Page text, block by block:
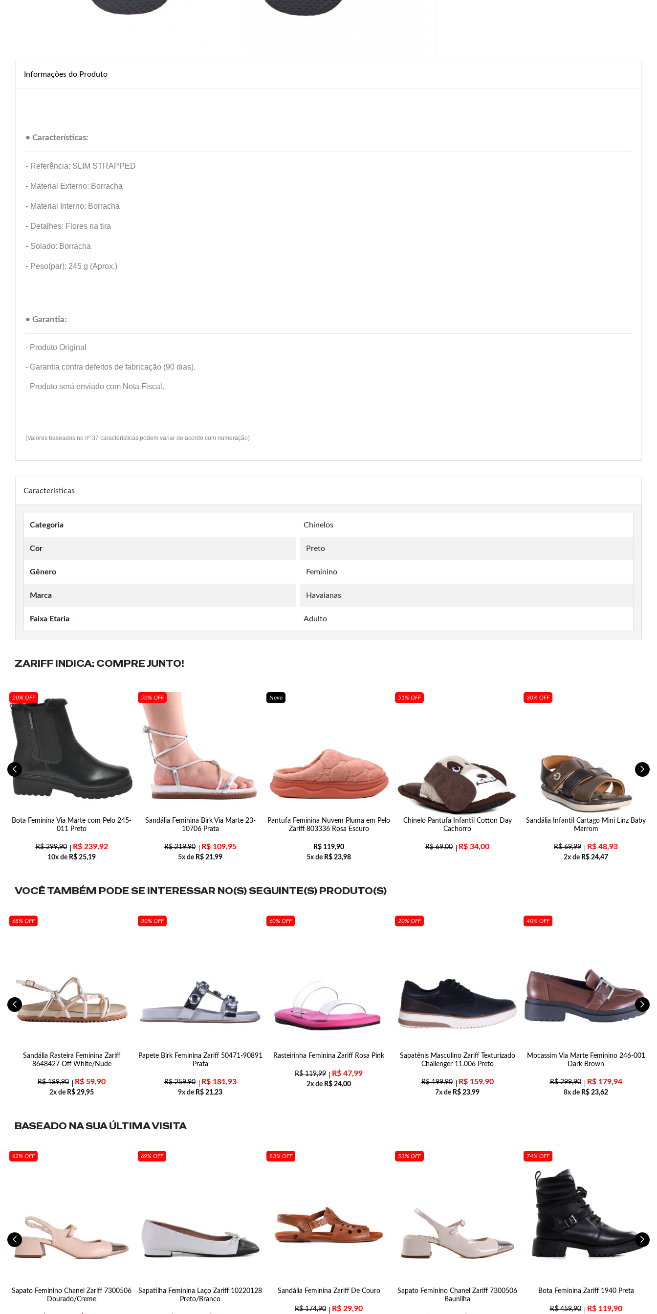
Informações do Produto
• Características:
- Referência: SLIM STRAPPED
- Material Externo: Borracha
- Material Interno: Borracha
- Detalhes: Flores na tira
- Solado: Borracha
- Peso(par): 245 g (Aprox.)
• Garantia:
- Produto Original
- Garantia contra defeitos de fabricação (90 dias).
- Produto será enviado com Nota Fiscal.
(Valores baseados no nº 37 características podem variar de acordo com numeração)
Características
Categoria Chinelos
Cor Preto
Gênero Feminino
Marca Havaianas
Faixa Etaria Adulto
ZARIFF INDICA: COMPRE JUNTO!
20% OFF
Bota Feminina Via Marte com Pelo 245-
011 Preto
R$299,90 R$239,92
10x de R$ 25,19
50% OFF
Sandália Feminina Birk Via Marte 23-
10706 Prata
R$219,90 R$109,95
5x de R$ 21,99
Novo
Pantufa Feminina Nuvem Pluma em Pelo
Zariff 803336 Rosa Escuro
R$ 119,90
5x de R$ 23,98
51% OFF
Chinelo Pantufa Infantil Cotton Day
Cachorro
R$69,00 R$ 34,00
30% OFF
Sandália Infantil Cartago Mini Linz Baby
Marrom
R$69,99 R$ 48,93
2x de R$ 24,47
VOCÊ TAMBÉM PODE SE INTERESSAR NO(S) SEGUINTE(S) PRODUTO(S)
68% OFF
Sandália Rasteira Feminina Zariff
8648427 Off White/Nude
R$189,90 R$ 59,90
2x de R$ 29,95
30% OFF
Papete Birk Feminina Zariff 50471-90891
Prata
R$259,90 R$181,93
9x de R$ 21,23
60% OFF
Rasteirinha Feminina Zariff Rosa Pink
R$119,99 R$ 47,99
2x de R$ 24,00
20% OFF
Sapatênis Masculino Zariff Texturizado
Challenger 11.006 Preto
R$199,90 R$159,90
7x de R$ 23,99
40% OFF
Mocassim Via Marte Feminino 246-001
Dark Brown
R$299,90 R$179,94
8x de R$ 23,62
BASEADO NA SUAÚLTIMA VISITA
62% OFF
Sapato Feminino Chanel Zariff 7300506
Dourado/Creme
69% OFF
Sapatilha Feminina Laço Zariff 10220128
Preto/Branco
83% OFF
Sandália Feminina Zariff De Couro
R$174,90 R$ 29,90
53% OFF
Sapato Feminino Chanel Zariff 7300506
Baunilha
74% OFF
Bota Feminina Zariff 1940 Preta
R$459,90 R$119,90